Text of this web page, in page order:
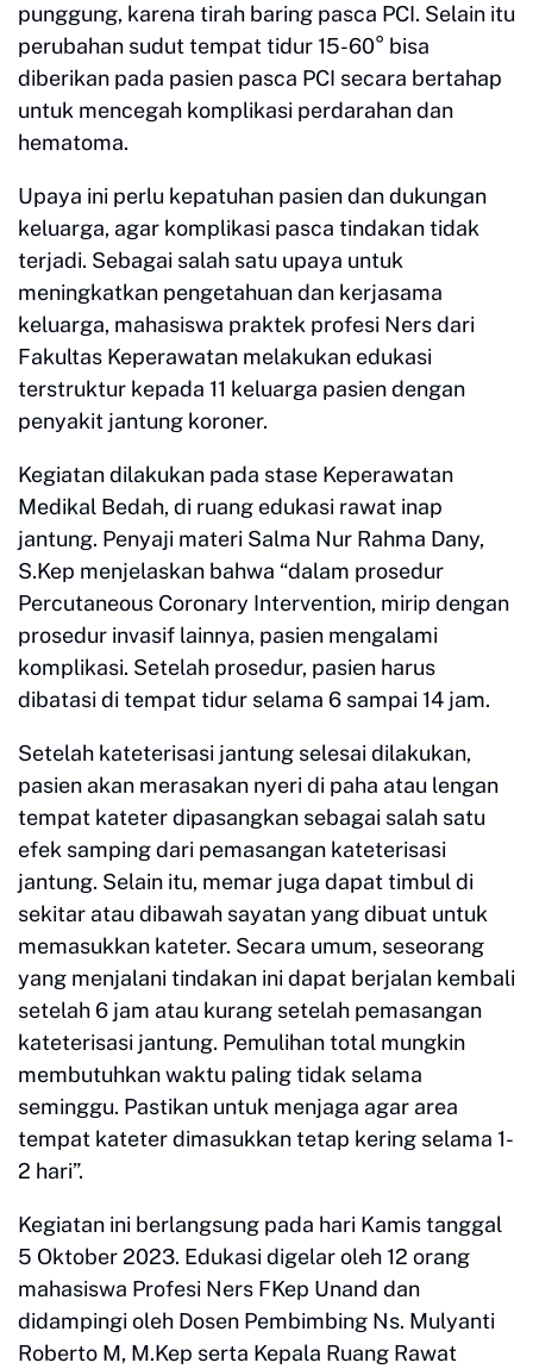
punggung, karena tirah baring pasca PCI. Selain itu
perubahan sudut tempat tidur 15-60° bisa
diberikan pada pasien pasca PCI secara bertahap
untuk mencegah komplikasi perdarahan dan
hematoma.
Upaya ini perlu kepatuhan pasien dan dukungan
keluarga, agar komplikasi pasca tindakan tidak
terjadi. Sebagai salah satu upaya untuk
meningkatkan pengetahuan dan kerjasama
keluarga, mahasiswa praktek profesi Ners dari
Fakultas Keperawatan melakukan edukasi
terstruktur kepada 11 keluarga pasien dengan
penyakit jantung koroner.
Kegiatan dilakukan pada stase Keperawatan
Medikal Bedah, di ruang edukasi rawat inap
jantung. Penyaji materi Salma Nur Rahma Dany,
S.Kep menjelaskan bahwa “dalam prosedur
Percutaneous Coronary Intervention, mirip dengan
prosedur invasif lainnya, pasien mengalami
komplikasi. Setelah prosedur, pasien harus
dibatasi di tempat tidur selama 6 sampai 14 jam.
Setelah kateterisasi jantung selesai dilakukan,
pasien akan merasakan nyeri di paha atau lengan
tempat kateter dipasangkan sebagai salah satu
efek samping dari pemasangan kateterisasi
jantung. Selain itu, memar juga dapat timbul di
sekitar atau dibawah sayatan yang dibuat untuk
memasukkan kateter. Secara umum, seseorang
yang menjalani tindakan ini dapat berjalan kembali
setelah 6 jam atau kurang setelah pemasangan
kateterisasi jantung. Pemulihan total mungkin
membutuhkan waktu paling tidak selama
seminggu. Pastikan untuk menjaga agar area
tempat kateter dimasukkan tetap kering selama 1-
2 hari”.
Kegiatan ini berlangsung pada hari Kamis tanggal
5 Oktober 2023. Edukasi digelar oleh 12 orang
mahasiswa Profesi Ners FKep Unand dan
didampingi oleh Dosen Pembimbing Ns. Mulyanti
Roberto M, M.Kep serta Kepala Ruang Rawat